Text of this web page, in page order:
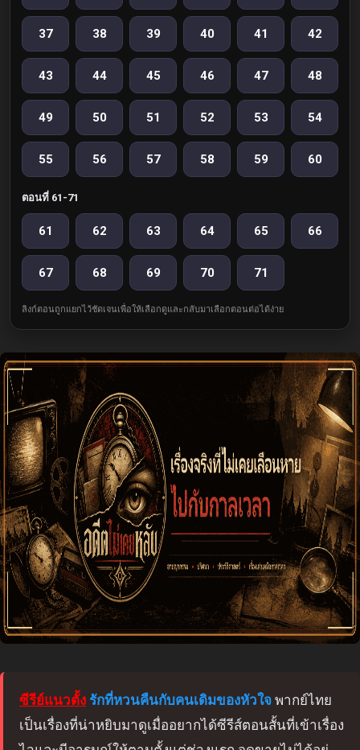
37 38 39 40 41 42
43 44 45 46 47 48
49 50 51 52 53 54
55 56 57 58 59 60
ตอนที่ 61-71
61 62 63 64 65 66
67 68 69 70 71
ลิงก์ตอนถูกแยกไว้ชัดเจนเพื่อให้เลือกดูและกลับมาเลือกตอนต่อได้ง่าย
ซีรีย์แนวตั้ง รักที่หวนคืนกับคนเดิมของหัวใจ พากย์ไทย
เป็นเรื่องที่น่าหยิบมาดูเมื่ออยากได้ซีรีส์ตอนสั้นที่เข้าเรื่อง